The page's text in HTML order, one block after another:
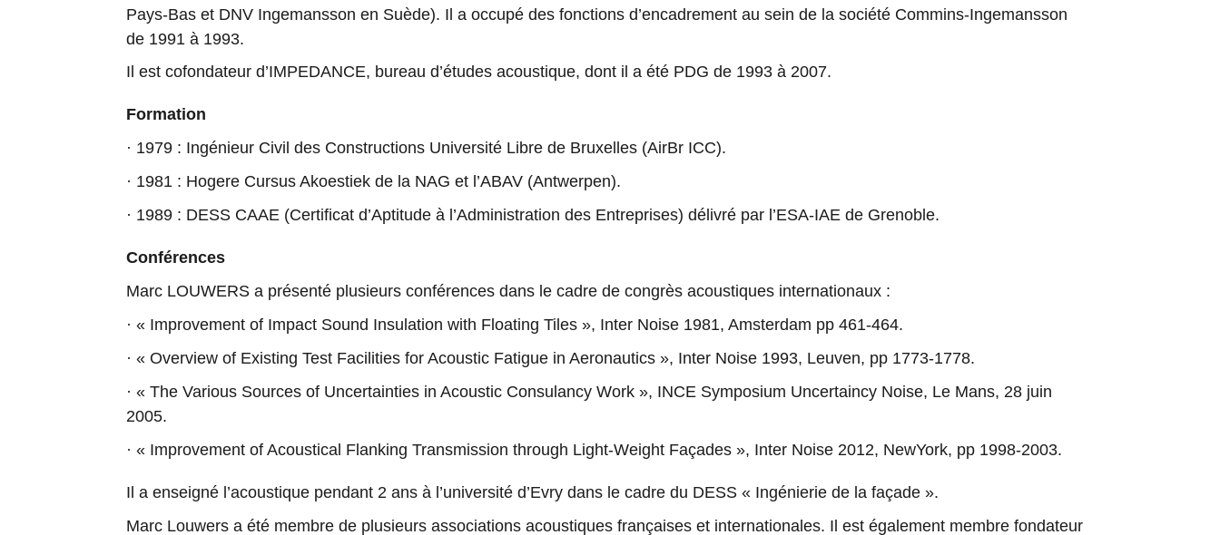
Pays-Bas et DNV Ingemansson en Suède). Il a occupé des fonctions d’encadrement au sein de la société Commins-Ingemansson
de 1991 à 1993.
Il est cofondateur d’IMPEDANCE, bureau d’études acoustique, dont il a été PDG de 1993 à 2007.
Formation
· 1979 : Ingénieur Civil des Constructions Université Libre de Bruxelles (AirBr ICC).
· 1981 : Hogere Cursus Akoestiek de la NAG et l’ABAV (Antwerpen).
· 1989 : DESS CAAE (Certificat d’Aptitude à l’Administration des Entreprises) délivré par l’ESA-IAE de Grenoble.
Conférences
Marc LOUWERS a présenté plusieurs conférences dans le cadre de congrès acoustiques internationaux :
· « Improvement of Impact Sound Insulation with Floating Tiles », Inter Noise 1981, Amsterdam pp 461-464.
· « Overview of Existing Test Facilities for Acoustic Fatigue in Aeronautics », Inter Noise 1993, Leuven, pp 1773-1778.
· « The Various Sources of Uncertainties in Acoustic Consulancy Work », INCE Symposium Uncertaincy Noise, Le Mans, 28 juin
2005.
· « Improvement of Acoustical Flanking Transmission through Light-Weight Façades », Inter Noise 2012, NewYork, pp 1998-2003.
Il a enseigné l’acoustique pendant 2 ans à l’université d’Evry dans le cadre du DESS « Ingénierie de la façade ».
Marc Louwers a été membre de plusieurs associations acoustiques françaises et internationales. Il est également membre fondateur